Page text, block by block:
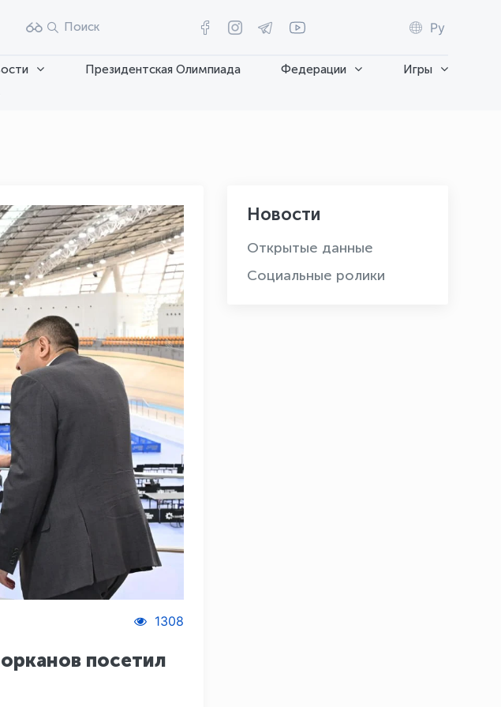
Поиск Ру
Президентская Олимпиада Федерации
Игры
1308
посетил
Новости
Открытые данные
Социальные ролики